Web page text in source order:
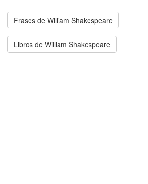
Frases de William Shakespeare
Libros de William Shakespeare